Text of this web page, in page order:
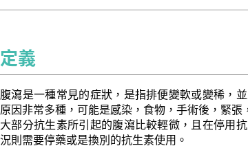
定義
腹瀉是一種常見的症狀，是指排便變軟或變稀，
原因非常多種，可能是感染，食物，手術後，緊張
大部分抗生素所引起的腹瀉比較輕微，且在停用
況則需要停藥或是換別的抗生素使用。